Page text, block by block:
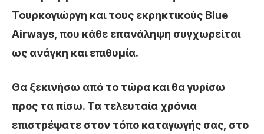
Τουρκογιώργη και τους εκρηκτικούς Blue
Airways, που κάθε επανάληψη συγχωρείται
ως ανάγκη και επιθυμία.
Θα ξεκινήσω από το τώρα και θα γυρίσω
προς τα πίσω. Τα τελευταία χρόνια
επιστρέψατε στον τόπο καταγωγής σας, στο